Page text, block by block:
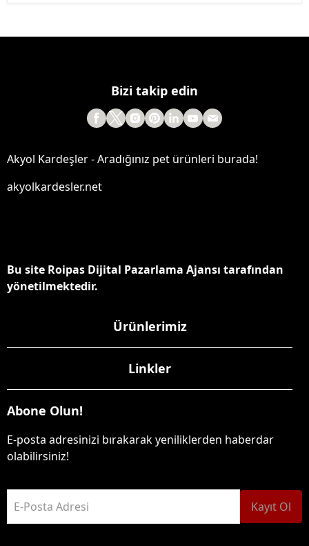
Bizi takip edin
Akyol Kardeşler - Aradığınız pet ürünleri burada!
akyolkardesler.net
Bu site Roipas Dijital Pazarlama Ajansı tarafından
yönetilmektedir.
Ürünlerimiz
Linkler
Abone Olun!
E-posta adresinizi bırakarak yeniliklerden haberdar
olabilirsiniz!
E-Posta Adresi Kayıt Ol